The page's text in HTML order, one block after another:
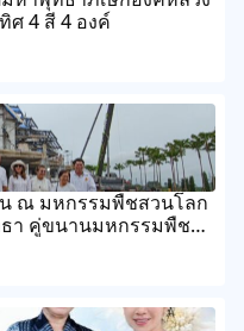
ศ 4 สี 4 องค์
น ณ มหกรรมพืชสวนโลก
ธา คู่ขนานมหกรรมพืช